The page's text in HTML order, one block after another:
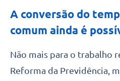
A conversão do
comum ainda é
Não mais para o trabalho
Reforma da Previdência,